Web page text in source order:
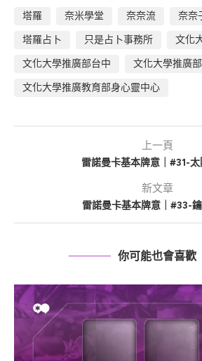
塔羅 奈米學堂 奈奈流
奈奈
塔羅占卜
只是占卜事務所
文化
文化大學推廣部台中
文化大學推廣
文化大學推廣教育部身心靈中心
上一頁
雷諾曼卡基本牌意｜#31-太
新文章
雷諾曼卡基本牌意｜#33-
你可能也會喜歡